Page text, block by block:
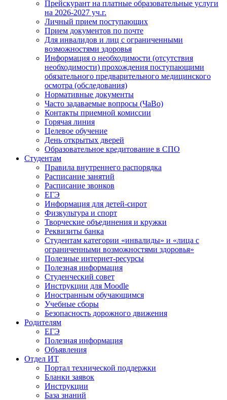
Прейскурант на платные образовательные услуги
на 2026-2027 уч.г.
Личный прием поступающих
Прием документов по почте
Для инвалидов и лиц с ограниченными
возможностями здоровья
Информация о необходимости (отсутствия
необходимости) прохождения поступающими
обязательного предварительного медицинского
осмотра (обследования)
Нормативные документы
Часто задаваемые вопросы (ЧаВо)
Контакты приемной комиссии
Горячая линия
Целевое обучение
День открытых дверей
Образовательное кредитование в СПО
Студентам
Правила внутреннего распорядка
Расписание занятий
Расписание звонков
ЕГЭ
Информация для детей-сирот
Физкультура и спорт
Творческие объединения и кружки
Реквизиты банка
Студентам категории «инвалиды» и «лица с
ограниченными возможностями здоровья»
Полезные интернет-ресурсы
Полезная информация
Студенческий совет
Инструкции для Moodle
Иностранным обучающимся
Учебные сборы
Безопасность дорожного движения
Родителям
ЕГЭ
Полезная информация
Объявления
Отдел ИТ
Портал технической поддержки
Бланки заявок
Инструкции
База знаний